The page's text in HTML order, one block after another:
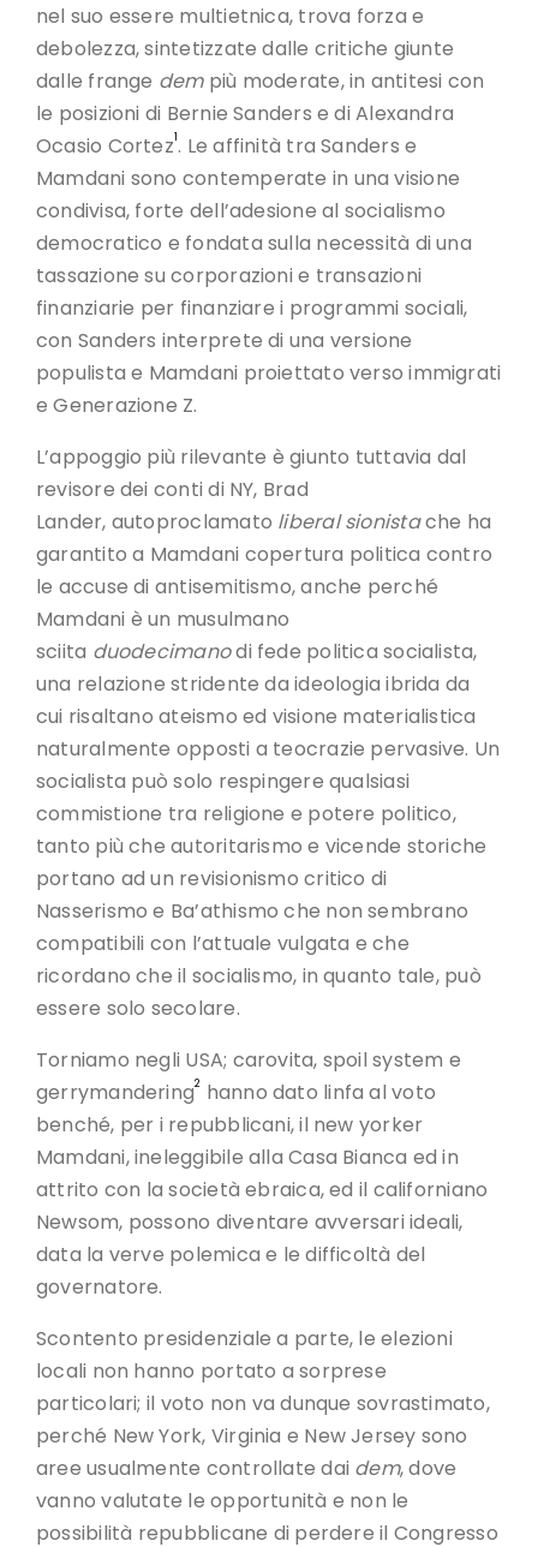
nel suo essere multietnica, trova forza e
debolezza, sintetizzate dalle critiche giunte
dalle frange dempiù moderate, in antitesi con
le posizioni di Bernie Sanders e di Alexandra
Ocasio Cortez1. Le affinità tra Sanders e
Mamdani sono contemperate in una visione
condivisa, forte dell’adesione al socialismo
democratico e fondata sulla necessità di una
tassazione su corporazioni e transazioni
finanziarie per finanziare i programmi sociali,
con Sanders interprete di una versione
populista e Mamdani proiettato verso immigrati
e Generazione Z.
L’appoggio più rilevante è giunto tuttavia dal
revisore dei conti di NY, Brad
Lander, autoproclamato liberal sionistache ha
garantito a Mamdani copertura politica contro
le accuse di antisemitismo, anche perché
Mamdani è un musulmano
sciita duodecimanodi fede politica socialista,
una relazione stridente da ideologia ibrida da
cui risaltano ateismo ed visione materialistica
naturalmente opposti a teocrazie pervasive. Un
socialista può solo respingere qualsiasi
commistione tra religione e potere politico,
tanto più che autoritarismo e vicende storiche
portano ad un revisionismo critico di
Nasserismo e Ba’athismo che non sembrano
compatibili con l’attuale vulgata e che
ricordano che il socialismo, in quanto tale, può
essere solo secolare.
Torniamo negli USA; carovita, spoil system e
gerrymandering2 hanno dato linfa al voto
benché, per i repubblicani, il new yorker
Mamdani, ineleggibile alla Casa Bianca ed in
attrito con la società ebraica, ed il californiano
Newsom, possono diventare avversari ideali,
data la verve polemica e le difficoltà del
governatore.
Scontento presidenziale a parte, le elezioni
locali non hanno portato a sorprese
particolari; il voto non va dunque sovrastimato,
perché New York, Virginia e New Jersey sono
aree usualmente controllate dai dem, dove
vanno valutate le opportunità e non le
possibilità repubblicane di perdere il Congresso